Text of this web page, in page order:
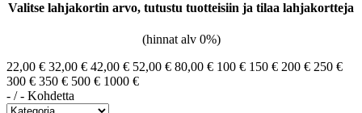
Valitse lahjakortin arvo, tutustu tuotteisiin ja tilaa lahjakortteja
(hinnat alv 0%)
22,00 € 32,00 € 42,00 € 52,00 € 80,00 € 100 € 150 € 200 € 250 €
300 € 350 € 500 € 1000 €
- /- Kohdetta